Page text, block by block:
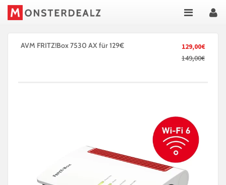
129,00€
149,00€
AVM FRITZ!Box 7530 AX für 129€